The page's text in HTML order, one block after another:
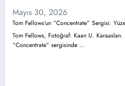
Mayıs 30, 2026
Tom Fellows’un “Concentrate” Sergisi:
Tom Fellows, Fotoğraf: Kaan U.
“Concentrate” sergisinde …